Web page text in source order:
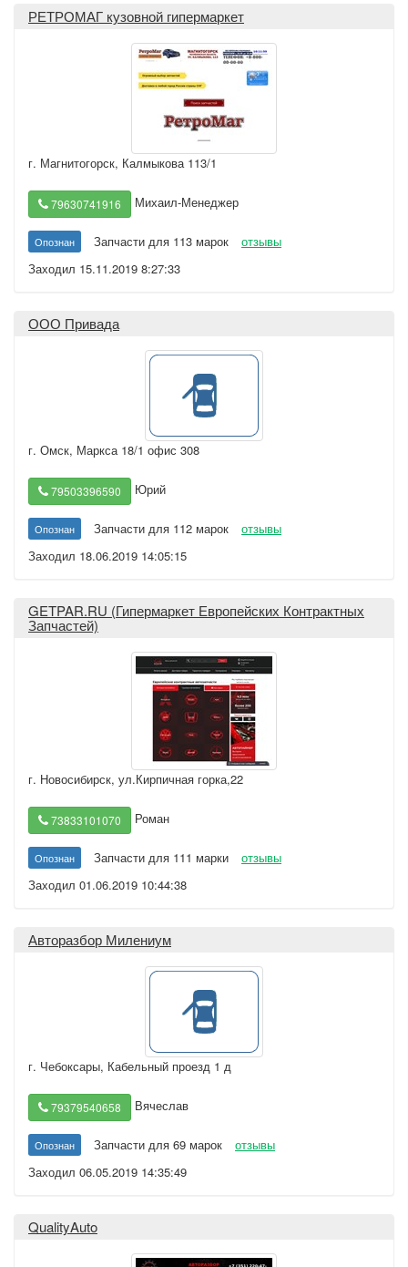
РЕТРОМАГ кузовной гипермаркет
г. Магнитогорск, Калмыкова 113/1
79630741916 Михаил-Менеджер
Опознан Запчасти для 113 марок
отзывы
Заходил 15.11.2019 8:27:33
ООО Привада
г. Омск, Маркса 18/1 офис 308
79503396590 Юрий
Опознан Запчасти для 112 марок
отзывы
Заходил 18.06.2019 14:05:15
GETPAR.RU (Гипермаркет Европейских Контрактных
Запчастей)
г. Новосибирск, ул.Кирпичная горка,22
73833101070 Роман
Опознан Запчасти для 111 марки
отзывы
Заходил 01.06.2019 10:44:38
Авторазбор Милениум
г. Чебоксары, Кабельный проезд 1 д
79379540658 Вячеслав
Опознан Запчасти для 69 марок
отзывы
Заходил 06.05.2019 14:35:49
QualityAuto